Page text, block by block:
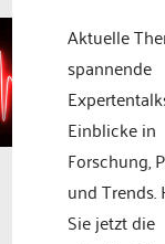
Aktuelle
spannende
Einblicke in
Forschung,
und Trends.
Sie jetzt die